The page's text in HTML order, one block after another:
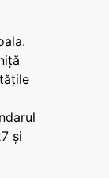
și